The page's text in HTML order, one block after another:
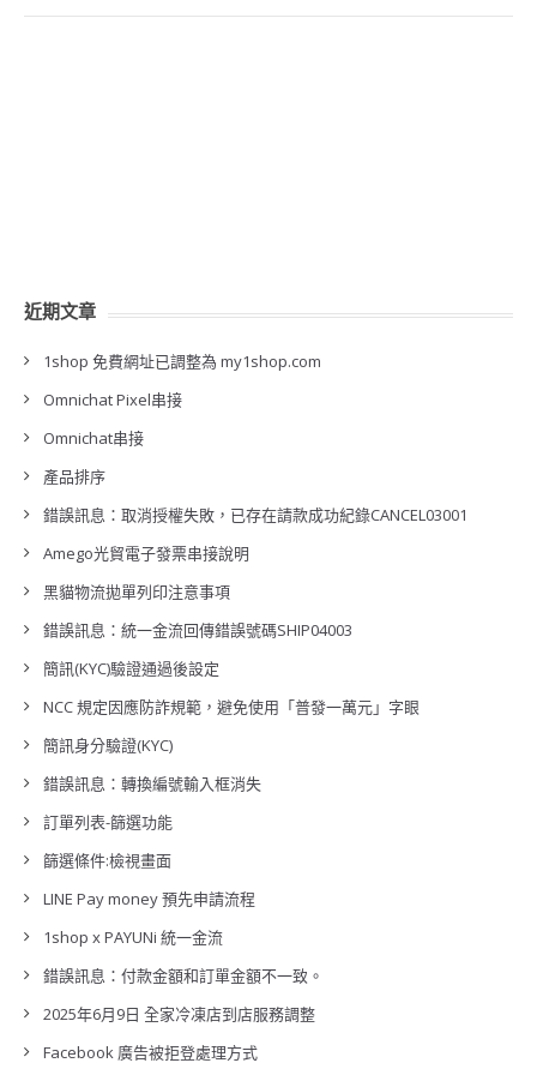
近期文章
1shop 免費網址已調整為 my1shop.com
Omnichat Pixel串接
Omnichat串接
產品排序
錯誤訊息：取消授權失敗，已存在請款成功紀錄CANCEL03001
Amego光貿電子發票串接說明
黑貓物流拋單列印注意事項
錯誤訊息：統一金流回傳錯誤號碼SHIP04003
簡訊(KYC)驗證通過後設定
NCC 規定因應防詐規範，避免使用「普發一萬元」字眼
簡訊身分驗證(KYC)
錯誤訊息：轉換編號輸入框消失
訂單列表-篩選功能
篩選條件:檢視畫面
LINE Pay money 預先申請流程
1shop x PAYUNi 統一金流
錯誤訊息：付款金額和訂單金額不一致。
2025年6月9日 全家冷凍店到店服務調整
Facebook 廣告被拒登處理方式